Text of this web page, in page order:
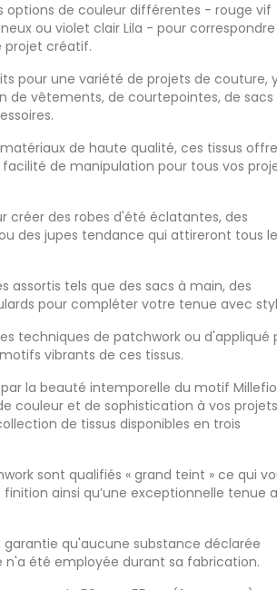
options de couleur différentes - rouge vif
ou violet clair Lila - pour correspondre
créatif.
pour une variété de projets de couture,
de vêtements, de courtepointes, de sacs
de haute qualité, ces tissus
de manipulation pour tous vos
créer des robes d'été éclatantes, des
des jupes tendance qui attireront tous
assortis tels que des sacs à main, des
pour compléter votre tenue avec
techniques de patchwork ou d'appliqué
vibrants de ces tissus.
la beauté intemporelle du motif
couleur et de sophistication à vos
de tissus disponibles en trois
sont qualifiés « grand teint » ce qui
ainsi qu’une exceptionnelle tenue
garantie qu'aucune substance déclarée
n'a été employée durant sa fabrication.